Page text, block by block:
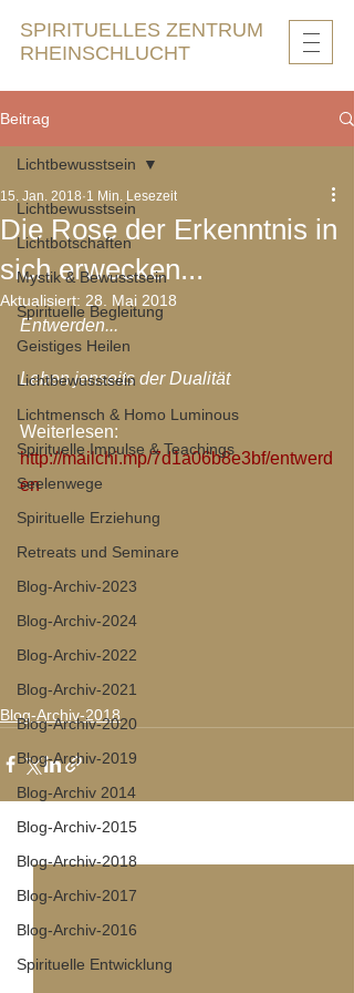
SPIRITUELLES ZENTRUM
RHEINSCHLUCHT
Beitrag
Lichtbewusstsein
Lichtbotschaften
Mystik & Bewusstsein
Spirituelle Begleitung
Geistiges Heilen
Lichtbewusstsein
Lichtmensch & Homo Luminous
Spirituelle Impulse & Teachings
Seelenwege
Spirituelle Erziehung
Retreats und Seminare
Blog-Archiv-2023
Blog-Archiv-2024
Blog-Archiv-2022
Blog-Archiv-2021
Blog-Archiv-2020
Blog-Archiv-2019
Blog-Archiv 2014
Blog-Archiv-2015
Blog-Archiv-2018
Blog-Archiv-2017
Blog-Archiv-2016
Spirituelle Entwicklung
Lichtbewusstsein
Die Rose der Erkenntnis in
sich erwecken...
15. Jan. 2018 1 Min. Lesezeit
Aktualisiert: 28. Mai 2018
Entwerden...
Leben jenseits der Dualität
Weiterlesen:
http://mailchi.mp/7d1a06b8e3bf/entwerd
en
Blog-Archiv-2018